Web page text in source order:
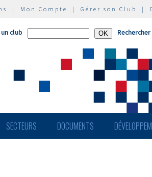
| Mon Compte | Gérer son Club |
club
SECTEURS DOCUMENTS